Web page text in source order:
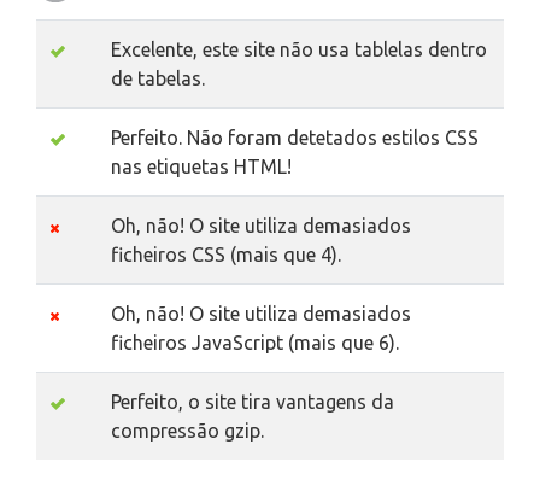
Excelente, este site não usa tablelas dentro
de tabelas.
Perfeito. Não foram detetados estilos CSS
nas etiquetas HTML!
Oh, não! O site utiliza demasiados
ficheiros CSS (mais que 4).
Oh, não! O site utiliza demasiados
ficheiros JavaScript (mais que 6).
Perfeito, o site tira vantagens da
compressão gzip.